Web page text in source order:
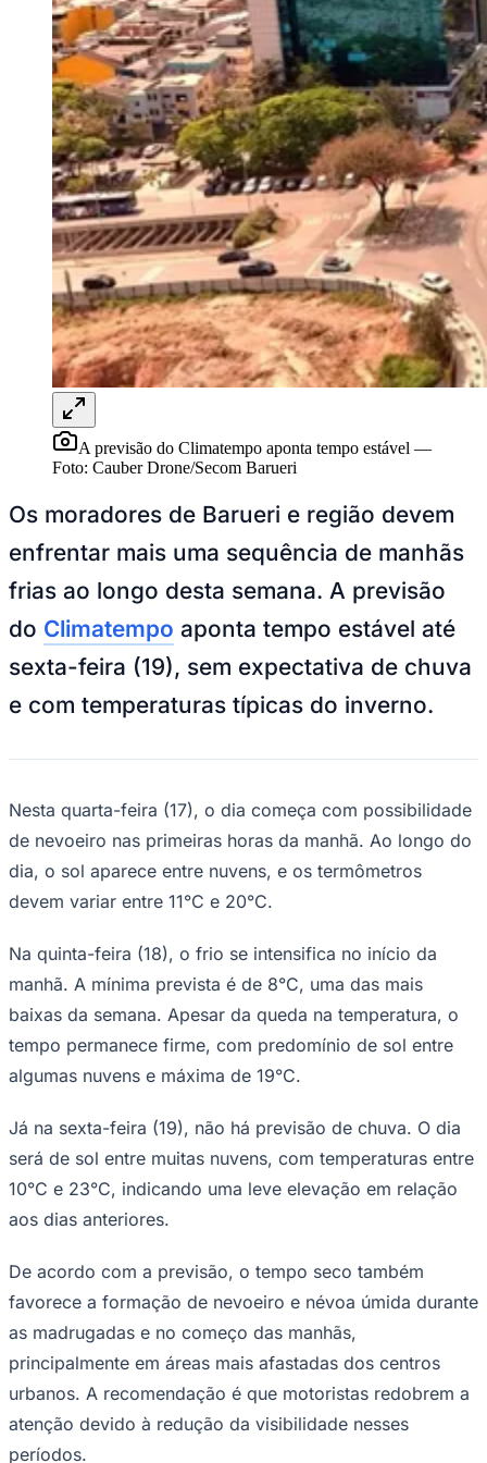
Para Sua Empresa
Anuncie Regional
Guia de Empresas
Vagas na RegiãoNovo
Hub de Negócios
Guia Comercial
Selo Verificado
Portal Educacional
Agenda de Vestibulares
Vagas de Emprego
Concursos
Panorama Econômico
Panorama Econômico
Para Sua Empresa
Anuncie no Portal
Verificar Empresa
Anunciar VagasNovo
Publicidade Legal
NFL
UFC
MLB
Atletismo
NBB
Competições de Futebol
Brasileirão Série B
Copa do Brasil
Libertadores
Sul-Americana
Copa América
Champions League
Premier League
Bundesliga
Mundial 2026
A previsão do Climatempo aponta tempo estável —
Foto: Cauber Drone/Secom Barueri
Os moradores de Barueri e região devem
enfrentar mais uma sequência de manhãs
frias ao longo desta semana. A previsão
do Climatempo aponta tempo estável até
sexta-feira (19), sem expectativa de chuva
e com temperaturas típicas do inverno.
Nesta quarta-feira (17), o dia começa com possibilidade
de nevoeiro nas primeiras horas da manhã. Ao longo do
dia, o sol aparece entre nuvens, e os termômetros
devem variar entre 11°C e 20°C.
Na quinta-feira (18), o frio se intensifica no início da
manhã. A mínima prevista é de 8°C, uma das mais
baixas da semana. Apesar da queda na temperatura, o
tempo permanece firme, com predomínio de sol entre
algumas nuvens e máxima de 19°C.
Já na sexta-feira (19), não há previsão de chuva. O dia
será de sol entre muitas nuvens, com temperaturas entre
10°C e 23°C, indicando uma leve elevação em relação
aos dias anteriores.
De acordo com a previsão, o tempo seco também
favorece a formação de nevoeiro e névoa úmida durante
as madrugadas e no começo das manhãs,
principalmente em áreas mais afastadas dos centros
urbanos. A recomendação é que motoristas redobrem a
atenção devido à redução da visibilidade nesses
períodos.